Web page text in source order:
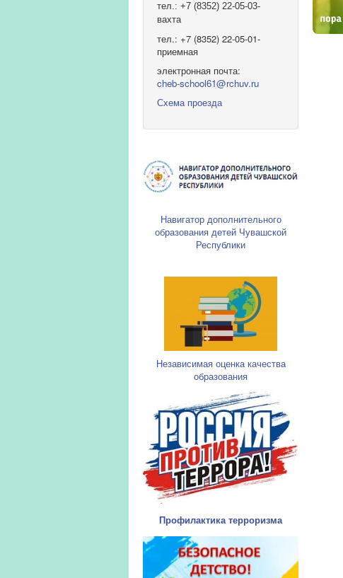
тел.: +7 (8352) 22-05-03-
вахта
тел.: +7 (8352) 22-05-01-
приемная
электронная почта:
cheb-school61@rchuv.ru
Схема проезда
Навигатор дополнительного
образования детей Чувашской
Республики
Независимая оценка качества
образования
Профилактика терроризма